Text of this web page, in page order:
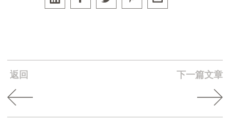
返回 下一篇文章